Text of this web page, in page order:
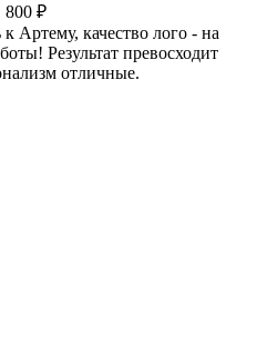
800 ₽
Артему, качество лого - на
Результат превосходит
отличные.